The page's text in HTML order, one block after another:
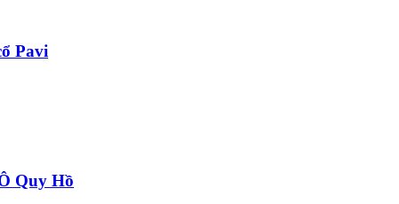
Pavi
Quy Hồ